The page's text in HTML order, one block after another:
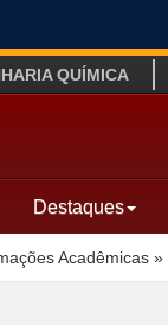
QUÍMICA
Destaques
Acadêmicas »